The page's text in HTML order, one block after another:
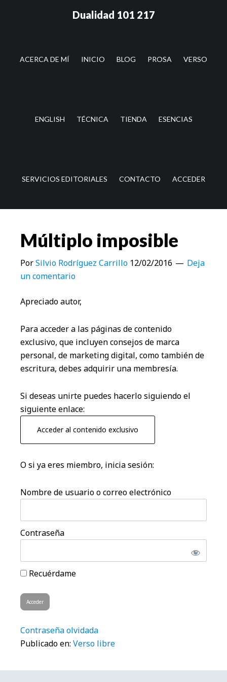
lateral
Dualidad 101 217
ACERCA DE MÍ INICIO BLOG PROSA VERSO
ENGLISH TÉCNICA TIENDA ESENCIAS
SERVICIOS EDITORIALES CONTACTO ACCEDER
Múltiplo imposible
PorSilvio Rodríguez Carrillo 12/02/2016
Deja
un comentario
Apreciado autor,
Para acceder a las páginas de contenido
exclusivo, que incluyen consejos de marca
personal, de marketing digital, como también de
escritura, debes adquirir una membresía.
Si deseas unirte puedes hacerlo siguiendo el
siguiente enlace:
Acceder al contenido exclusivo
O si ya eres miembro, inicia sesión:
Nombre de usuario o correo electrónico
Contraseña
Recuérdame
Contraseña olvidada
Publicado en: Verso libre